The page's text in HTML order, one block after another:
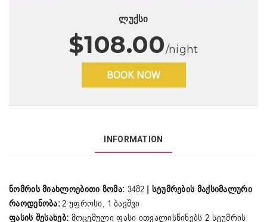
ლუქსი
$108.00/night
BOOK NOW
INFORMATION
ნომრის მიახლოებითი ზომა: 34მ2 | სტუმრების მაქსიმალური
რაოდენობა:2 უფროსი, 1 ბავშვი
ფასის შესახებ: მოცემული ფასი ითვალისწინებს 2 სტუმრის